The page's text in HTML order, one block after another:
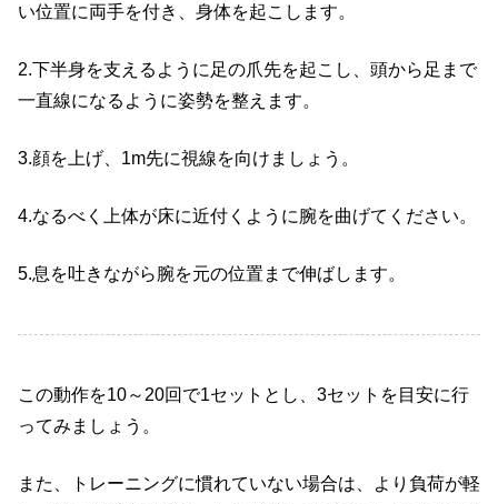
い位置に両手を付き、身体を起こします。
2.下半身を支えるように足の爪先を起こし、頭から足まで
一直線になるように姿勢を整えます。
3.顔を上げ、1m先に視線を向けましょう。
4.なるべく上体が床に近付くように腕を曲げてください。
5.息を吐きながら腕を元の位置まで伸ばします。
この動作を10～20回で1セットとし、3セットを目安に行
ってみましょう。
また、トレーニングに慣れていない場合は、より負荷が軽